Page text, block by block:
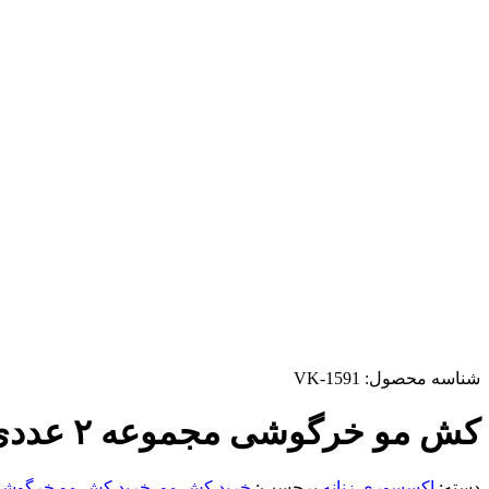
شناسه محصول: VK-1591
کش مو خرگوشی مجموعه ۲ عددی